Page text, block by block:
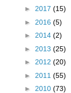
► 2017 (15)
► 2016 (5)
► 2014 (2)
► 2013 (25)
► 2012 (20)
► 2011 (55)
► 2010 (73)